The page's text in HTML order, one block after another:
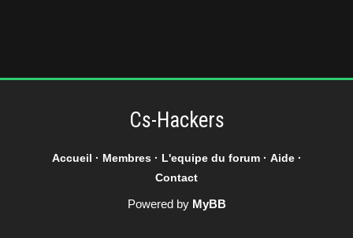
Cs-Hackers
Accueil · Membres· L'equipe du forum· Aide·
Contact
Powered by MyBB